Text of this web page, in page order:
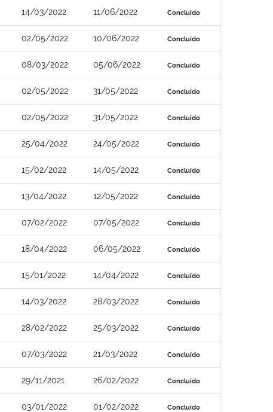
14/03/2022 11/06/2022 Concluído
02/05/2022 10/06/2022 Concluído
08/03/2022 05/06/2022 Concluído
02/05/2022 31/05/2022 Concluído
02/05/2022 31/05/2022 Concluído
25/04/2022 24/05/2022 Concluído
15/02/2022 14/05/2022 Concluído
13/04/2022 12/05/2022 Concluído
07/02/2022 07/05/2022 Concluído
18/04/2022 06/05/2022 Concluído
15/01/2022 14/04/2022 Concluído
14/03/2022 28/03/2022 Concluído
28/02/2022 25/03/2022 Concluído
07/03/2022 21/03/2022 Concluído
29/11/2021 26/02/2022 Concluído
03/01/2022 01/02/2022 Concluído